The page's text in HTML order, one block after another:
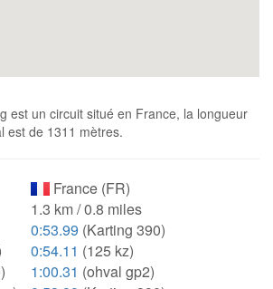
est un circuit situé en France, la longueur
est de 1311 mètres.
France (FR)
1.3 km / 0.8 miles
0:53.99 (Karting 390)
0:54.11 (125 kz)
1:00.31 (ohval gp2)